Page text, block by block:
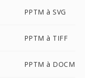
PPTM à SVG
PPTM à TIFF
PPTM à DOCM